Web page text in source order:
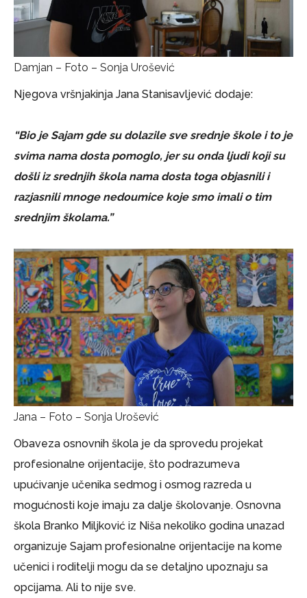
Damjan – Foto – Sonja Urošević
Njegova vršnjakinja Jana Stanisavljević dodaje:
“Bio je Sajam gde su dolazile sve srednje škole i to je
svima nama dosta pomoglo, jer su onda ljudi koji su
došli iz srednjih škola nama dosta toga objasnili i
razjasnili mnoge nedoumice koje smo imali o tim
srednjim školama.”
Jana – Foto – Sonja Urošević
Obaveza osnovnih škola je da sprovedu projekat
profesionalne orijentacije, što podrazumeva
upućivanje učenika sedmog i osmog razreda u
mogućnosti koje imaju za dalje školovanje. Osnovna
škola Branko Miljković iz Niša nekoliko godina unazad
organizuje Sajam profesionalne orijentacije na kome
učenici i roditelji mogu da se detaljno upoznaju sa
opcijama. Ali to nije sve.